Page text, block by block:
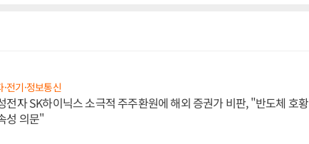
·전기·정보통신
전자 SK하이닉스 소극적 주주환원에 해외 증권가 비판, "반도체 호황
성 의문"